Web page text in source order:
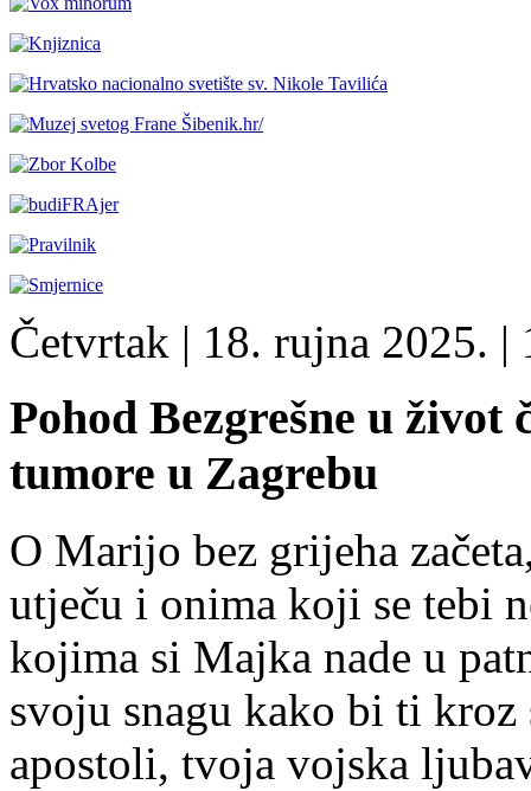
Četvrtak | 18. rujna 2025. |
Pohod Bezgrešne u
tumore u Zagrebu
O Marijo bez grijeha
utječu i onima koji se tebi
kojima si Majka nade u
svoju snagu kako bi ti
apostoli, tvoja vojska